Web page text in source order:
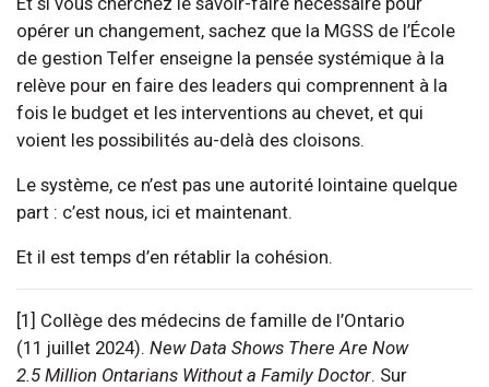
opérer un changement, sachez que la MGSS de l’École
de gestion Telfer enseigne la pensée systémique à la
relève pour en faire des leaders qui comprennent à la
fois le budget et les interventions au chevet, et qui
voient les possibilités au-delà des cloisons.
Le système, ce n’est pas une autorité lointaine quelque
part : c’est nous, ici et maintenant.
Et il est temps d’en rétablir la cohésion.
[1] Collège des médecins de famille de l’Ontario
(11 juillet 2024). New Data Shows There Are Now
2.5 Million Ontarians Without a Family Doctor. Sur